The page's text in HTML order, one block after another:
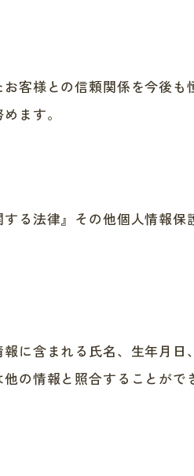
客様との信頼関係を今後
ます。
る法律』その他個人情報
に含まれる氏名、生年月
の情報と照合することが